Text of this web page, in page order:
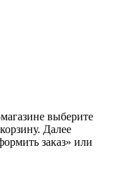
выберите
Далее
заказ» или